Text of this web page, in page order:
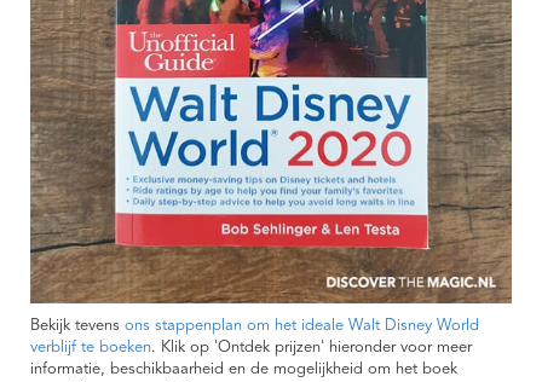
Bekijk tevens ons stappenplan om het ideale Walt Disney World
verblijf te boeken. Klik op 'Ontdek prijzen' hieronder voor meer
informatie, beschikbaarheid en de mogelijkheid om het boek